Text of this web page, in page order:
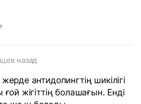
назад
антидопингтің шикілігі
ғой жігіттің болашағын. Енді